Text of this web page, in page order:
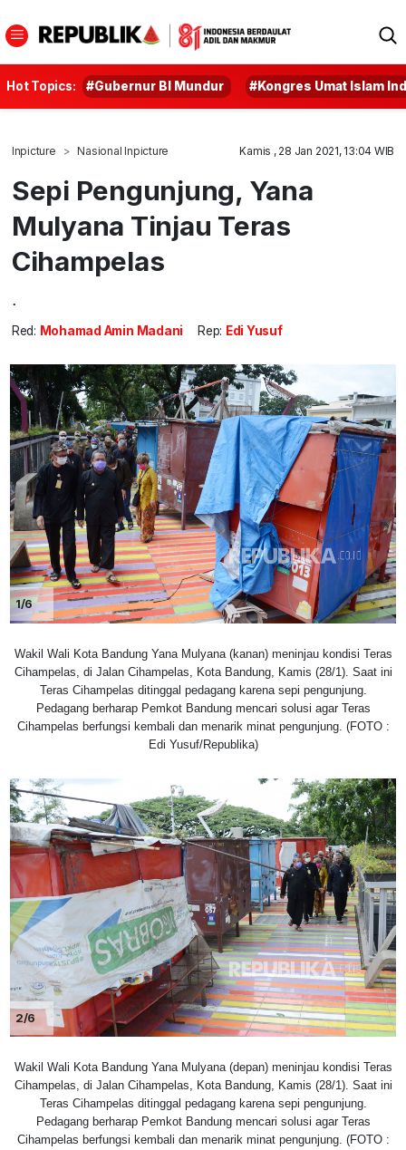
Hot Topics: #Gubernur BI Mundur #Kongres Umat Islam
Inpicture Nasional Inpicture Kamis , 28 Jan 2021, 13:04 WIB
Sepi Pengunjung, Yana
Mulyana Tinjau Teras
Cihampelas
.
Red: Mohamad Amin Madani Rep: Edi Yusuf
1/6
Wakil Wali Kota Bandung Yana Mulyana (kanan) meninjau kondisi Teras
Cihampelas, di Jalan Cihampelas, Kota Bandung, Kamis (28/1). Saat ini
Teras Cihampelas ditinggal pedagang karena sepi pengunjung.
Pedagang berharap Pemkot Bandung mencari solusi agar Teras
Cihampelas berfungsi kembali dan menarik minat pengunjung. (FOTO :
Edi Yusuf/Republika)
2/6
Wakil Wali Kota Bandung Yana Mulyana (depan) meninjau kondisi Teras
Cihampelas, di Jalan Cihampelas, Kota Bandung, Kamis (28/1). Saat ini
Teras Cihampelas ditinggal pedagang karena sepi pengunjung.
Pedagang berharap Pemkot Bandung mencari solusi agar Teras
Cihampelas berfungsi kembali dan menarik minat pengunjung. (FOTO :